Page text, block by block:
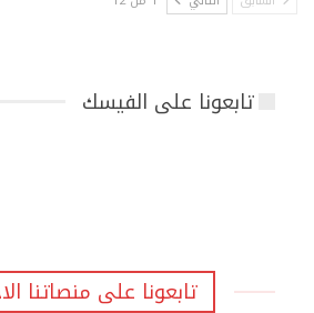
تابعونا على الفيسك
تابعونا على منصاتنا